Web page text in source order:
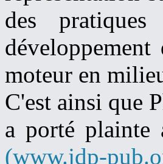
des
moteur en
C'est ainsi que
a porté plainte
(www.jdp-